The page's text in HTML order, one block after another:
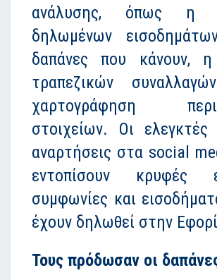
ανάλυσης, όπως η
δηλωμένων
δαπάνες που κάνουν, η
τραπεζικών
χαρτογράφηση
στοιχείων. Οι ελεγκτές
αναρτήσεις στα social
εντοπίσουν κρυφές
συμφωνίες και
έχουν δηλωθεί στην
Τους πρόδωσαν οι